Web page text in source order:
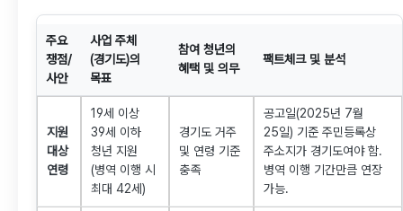
주요
쟁점/
사안
사업 주체
(경기도)의
목표
참여 청년의
혜택 및 의무
팩트체크 및 분석
지원
대상
연령
19세 이상
39세 이하
청년 지원
(병역 이행 시
최대 42세)
경기도 거주
및 연령 기준
충족
공고일(2025년 7월
25일) 기준 주민등록상
주소지가 경기도여야 함.
병역 이행 기간만큼 연장
가능.